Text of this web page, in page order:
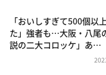
相席食堂
これ余談なんで
～人生密着トー
「おいしすぎて500個以
た」強者も…大阪・八尾
説の二大コロッケ」あ…